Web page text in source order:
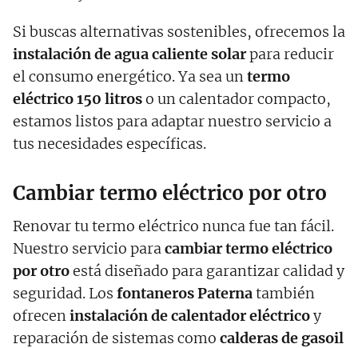
Si buscas alternativas sostenibles, ofrecemos la
instalación de agua caliente solarpara reducir
el consumo energético. Ya sea untermo
eléctrico 150 litroso un calentador compacto,
estamos listos para adaptar nuestro servicio a
tus necesidades específicas.
Cambiar termo eléctrico por otro
Renovar tu termo eléctrico nunca fue tan fácil.
Nuestro servicio paracambiar termo eléctrico
por otroestá diseñado para garantizar calidad y
seguridad. Los fontanerosPaternatambién
ofreceninstalación de calentador eléctricoy
reparación de sistemas como calderas de gasoil